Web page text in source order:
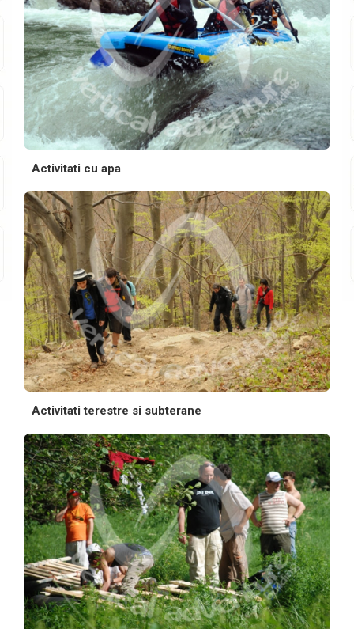
Activitati cu apa
Activitati terestre si subterane